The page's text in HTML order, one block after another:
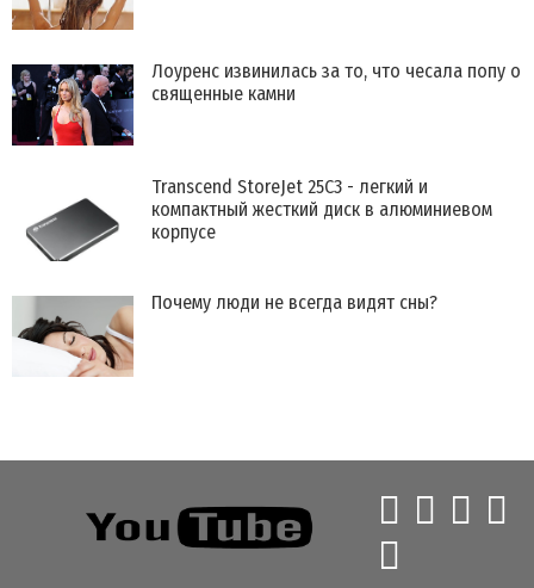
Лоуренс извинилась за то, что чесала попу о
священные камни
Transcend StoreJet 25C3 - легкий и
компактный жесткий диск в алюминиевом
корпусе
​Почему люди не всегда видят сны?